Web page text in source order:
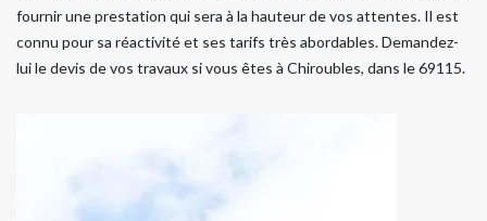
fournir une prestation qui sera à la hauteur de vos attentes. Il est
connu pour sa réactivité et ses tarifs très abordables. Demandez-
lui le devis de vos travaux si vous êtes à Chiroubles, dans le 69115.